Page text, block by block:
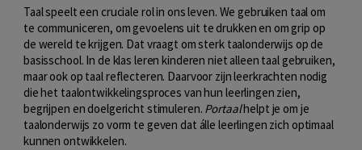
Taal speelt een cruciale rol in ons leven. We gebruiken taal om
te communiceren, om gevoelens uit te drukken en om grip op
de wereld te krijgen. Dat vraagt om sterk taalonderwijs op de
basisschool. In de klas leren kinderen niet alleen taal gebruiken,
maar ook op taal reflecteren. Daarvoor zijn leerkrachten nodig
die het taalontwikkelingsproces van hun leerlingen zien,
begrijpen en doelgericht stimuleren. Portaalhelpt je om je
taalonderwijs zo vorm te geven dat álle leerlingen zich optimaal
kunnen ontwikkelen.